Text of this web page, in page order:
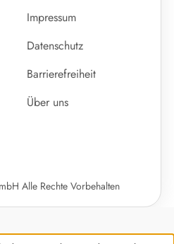
Impressum
Datenschutz
Barrierefreiheit
Über uns
Alle Rechte Vorbehalten